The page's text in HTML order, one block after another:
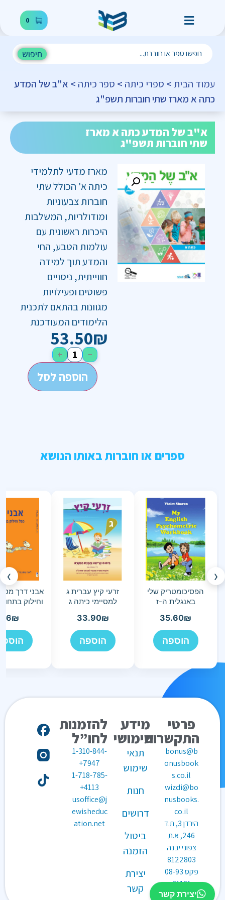
0
חיפוש
עמוד הבית > ספרי כיתה > ספר כיתה > א"ב של המדע
כתה א מארז שתי חוברות תשפ"ג
א"ב של המדע כתה א מארז
שתי חוברות תשפ"ג
מארז מדעי לתלמידי
כיתה א' הכולל שתי
חוברות צבעוניות
ומודולריות, המשלבות
היכרות ראשונית עם
עולמות הטבע, החי
והמדע תוך למידה
חווייתית, ניסויים
פשוטים ופעילויות
מגוונות בהתאם לתכנית
הלימודים המעודכנת
53.50₪
−
+
הוספה לסל
ספרים או חוברות באותו הנושא
‹
הפסיכומטריק שלי
באנגלית ה-ז
35.60₪
הוספה
זרעי קיץ עברית ג
למסיימי כיתה ג
33.90₪
הוספה
וחילוק בתחום
36₪
›
פרטי
התקשרות
bonus@b
onusbook
s.co.il
wizdi@bo
nusbooks.
co.il
הירדן 3, ת.ד
246, א.ת
צפוני יבנה
8122803
פקס08-93
31181
מידע
שימושי
תנאי
שימוש
חנות
דרושים
ביטול
הזמנה
יצירת
קשר
להזמנות
לחו”ל
1-310-844-
7947+
1-718-785-
4113+
usoffice@j
ewisheduc
ation.net
יצירת קשר